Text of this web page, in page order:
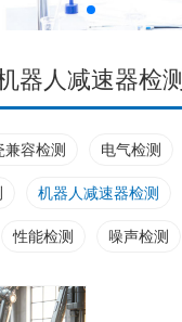
器人减速器检测
兼容检测 电气检测
机器人减速器检测
性能检测 噪声检测